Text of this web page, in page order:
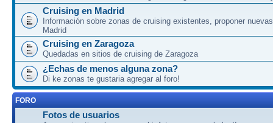
Cruising en Madrid
Información sobre zonas de cruising existentes, proponer
Madrid
Cruising en Zaragoza
Quedadas en sitios de cruising de Zaragoza
¿Echas de menos alguna zona?
Di ke zonas te gustaria agregar al foro!
FORO
Fotos de usuarios